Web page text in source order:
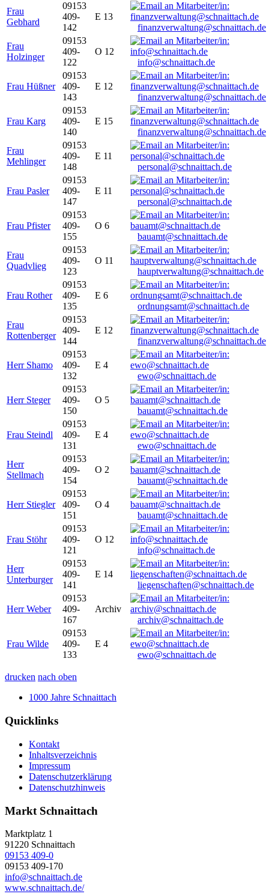
Frau
Gebhard
09153
409-
142
E 13
finanzverwaltung@schnaittach.de
Frau
Holzinger
09153
409-
122
O 12
info@schnaittach.de
Frau Hüßner
09153
409-
143
E 12
finanzverwaltung@schnaittach.de
Frau Karg
09153
409-
140
E 15
finanzverwaltung@schnaittach.de
Frau
Mehlinger
09153
409-
148
E 11
personal@schnaittach.de
Frau Pasler
09153
409-
147
E 11
personal@schnaittach.de
Frau Pfister
09153
409-
155
O 6
bauamt@schnaittach.de
Frau
Quadvlieg
09153
409-
123
O 11
hauptverwaltung@schnaittach.de
Frau Rother
09153
409-
135
E 6
ordnungsamt@schnaittach.de
Frau
Rottenberger
09153
409-
144
E 12
finanzverwaltung@schnaittach.de
Herr Shamo
09153
409-
132
E 4
ewo@schnaittach.de
Herr Steger
09153
409-
150
O 5
bauamt@schnaittach.de
Frau Steindl
09153
409-
131
E 4
ewo@schnaittach.de
Herr
Stellmach
09153
409-
154
O 2
bauamt@schnaittach.de
Herr Stiegler
09153
409-
151
O 4
bauamt@schnaittach.de
Frau Stöhr
09153
409-
121
O 12
info@schnaittach.de
Herr
Unterburger
09153
409-
141
E 14
liegenschaften@schnaittach.de
Herr Weber
09153
409-
167
Archiv
archiv@schnaittach.de
Frau Wilde
09153
409-
133
E 4
ewo@schnaittach.de
drucken nach oben
1000 Jahre Schnaittach
Quicklinks
Kontakt
Inhaltsverzeichnis
Impressum
Datenschutzerklärung
Datenschutzhinweis
Markt Schnaittach
Marktplatz 1
91220 Schnaittach
09153 409-0
09153 409-170
info@schnaittach.de
www.schnaittach.de/